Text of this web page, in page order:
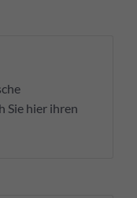
Sie hier ihren